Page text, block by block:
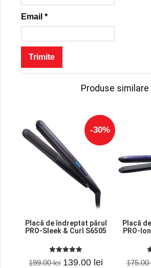
Email *
Produse similare
-30%
Placă de îndreptat părul
PRO-Sleek & Curl S6505
5.00
out of 5
199.00lei Prețul
139.00 lei Prețul
Placă
PRO-
175.00